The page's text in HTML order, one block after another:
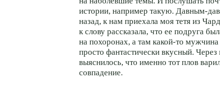
истории, например такую. Давным-
назад, к нам приехала моя тетя из
к слову рассказала, что ее подруга
на похоронах, а там какой-то
просто фантастически вкусный. Через
выяснилось, что именно тот плов
совпадение.